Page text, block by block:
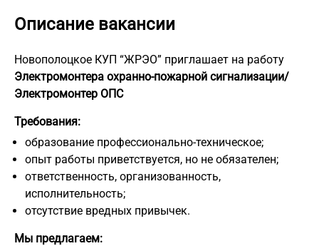
Описание вакансии
Новополоцкое КУП “ЖРЭО” приглашает на работу
Электромонтера охранно-пожарной сигнализации/
Электромонтер ОПС
Требования:
образование профессионально-техническое;
опыт работы приветствуется, но не обязателен;
ответственность, организованность,
исполнительность;
отсутствие вредных привычек.
Мы предлагаем: